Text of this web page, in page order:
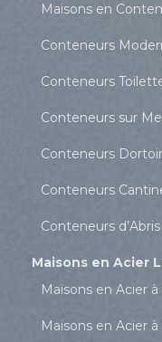
Maisons en
Conteneurs
Conteneurs
Conteneurs sur
Conteneurs
Conteneurs
Conteneurs
Maisons en Acier
Maisons en Acier
Maisons en Acier